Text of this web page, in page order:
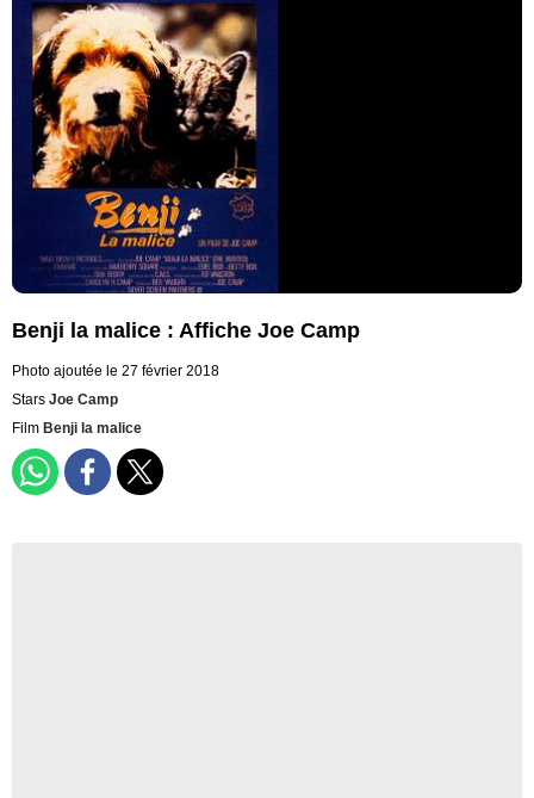
Benji la malice : Affiche Joe Camp
Photo ajoutée le 27 février 2018
Stars Joe Camp
Film Benji la malice